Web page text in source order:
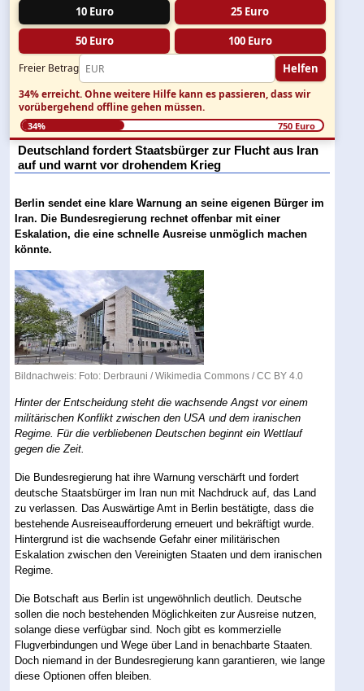
10 Euro
25 Euro
50 Euro 100 Euro
Freier Betrag Helfen
34% erreicht.Ohne weitere Hilfe kann es passieren, dass wir
vorübergehend offline gehen müssen.
34% 750 Euro
Deutschland fordert Staatsbürger zur Flucht aus Iran
auf und warnt vor drohendem Krieg
Berlin sendet eine klare Warnung an seine eigenen Bürger im
Iran. Die Bundesregierung rechnet offenbar mit einer
Eskalation, die eine schnelle Ausreise unmöglich machen
könnte.
Bildnachweis: Foto: Derbrauni /Wikimedia Commons /CC BY 4.0
Hinter der Entscheidung steht die wachsende Angst vor einem
militärischen Konflikt zwischen den USA und dem iranischen
Regime. Für die verbliebenen Deutschen beginnt ein Wettlauf
gegen die Zeit.
Die Bundesregierung hat ihre Warnung verschärft und fordert
deutsche Staatsbürger im Iran nun mit Nachdruck auf, das Land
zu verlassen. Das Auswärtige Amt in Berlin bestätigte, dass die
bestehende Ausreiseaufforderung erneuert und bekräftigt wurde.
Hintergrund ist die wachsende Gefahr einer militärischen
Eskalation zwischen den Vereinigten Staaten und dem iranischen
Regime.
Die Botschaft aus Berlin ist ungewöhnlich deutlich. Deutsche
sollen die noch bestehenden Möglichkeiten zur Ausreise nutzen,
solange diese verfügbar sind. Noch gibt es kommerzielle
Flugverbindungen und Wege über Land in benachbarte Staaten.
Doch niemand in der Bundesregierung kann garantieren, wie lange
diese Optionen offen bleiben.